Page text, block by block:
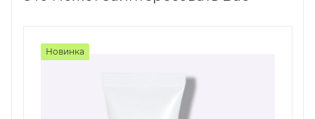
Новинка